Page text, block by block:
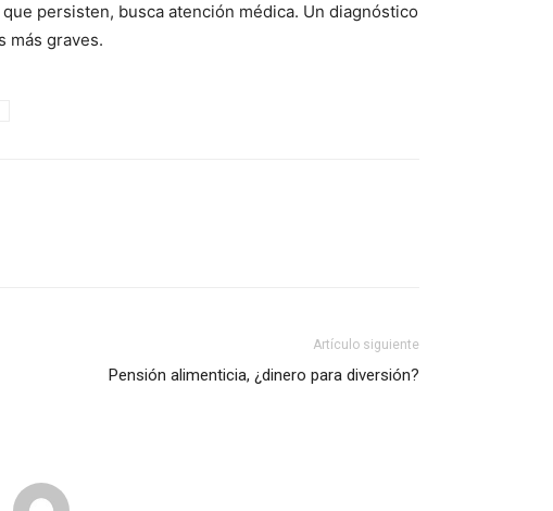
persisten, busca atención médica. Un diagnóstico
más graves.
Artículo siguiente
Pensión alimenticia, ¿dinero para diversión?